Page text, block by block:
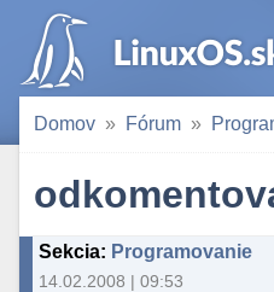
Domov Fórum
Sekcia: Programovanie
14.02.2008 | 09:53